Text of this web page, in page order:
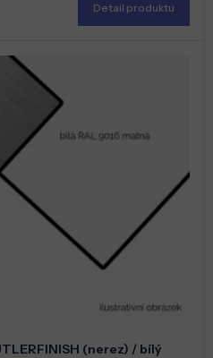
Detail produktu
(nerez) / bílý